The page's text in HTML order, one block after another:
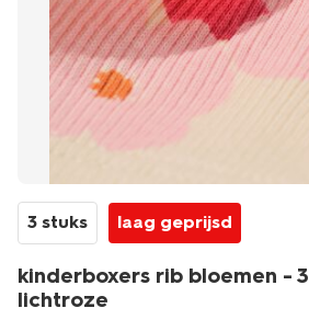
3 stuks laag geprijsd
kinderboxers rib bloemen -
lichtroze